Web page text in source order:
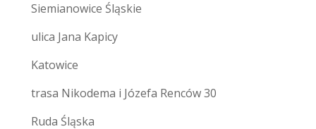
Siemianowice Śląskie
ulica Jana Kapicy
Katowice
trasa Nikodema i Józefa Renców 30
Ruda Śląska